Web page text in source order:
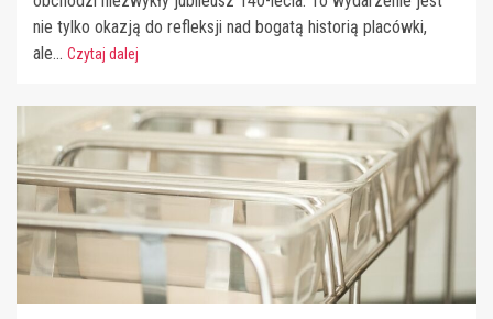
nie tylko okazją do refleksji nad bogatą historią placówki,
ale... Czytaj dalej